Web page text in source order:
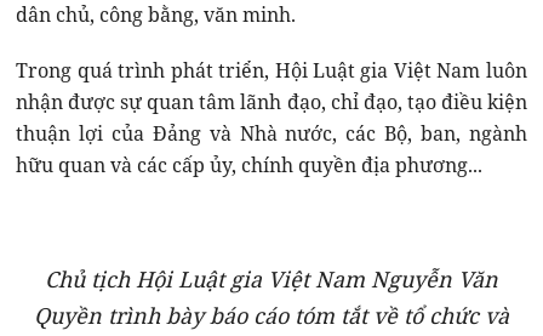
dân chủ, công bằng, văn minh.
Trong quá trình phát triển, Hội Luật gia Việt Nam luôn
nhận được sự quan tâm lãnh đạo, chỉ đạo, tạo điều kiện
thuận lợi của Đảng và Nhà nước, các Bộ, ban, ngành
hữu quan và các cấp ủy, chính quyền địa phương...
Chủ tịch Hội Luật gia Việt Nam Nguyễn Văn
Quyền trình bày báo cáo tóm tắt về tổ chức và